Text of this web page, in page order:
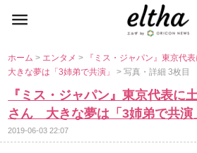
ホーム> エンタメ>
『ミス・ジャパン』東京代
大きな夢は「3姉弟で共演」> 写真・詳細 3枚目
『ミス・ジャパン』東京代表に
さん 大きな夢は「3姉弟で共演
2019-06-03 22:07